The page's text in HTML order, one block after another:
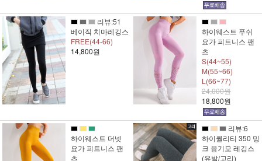
리뷰:51
베이직 치마레깅스
FREE(44-66)
14,800원
하이웨스트 푸쉬
요가 피트니스 팬
츠
S(44~55)
M(55~66)
L(66~77)
24,000원
18,800원
하이웨스트 더넷
요가 피트니스 팬
츠
리뷰:6
하이퀄리티 350 밍
크 융기모 레깅스
(유발/고리)